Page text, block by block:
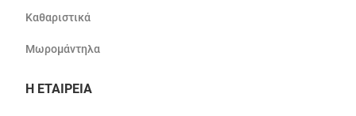
Καθαριστικά
Μωρομάντηλα
Η ΕΤΑΙΡΕΙΑ